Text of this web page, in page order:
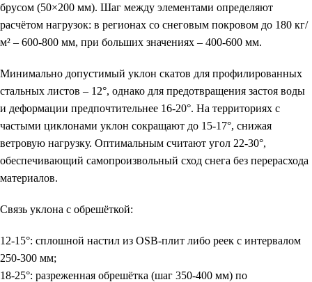
брусом (50×200 мм). Шаг между элементами определяют
расчётом нагрузок: в регионах со снеговым покровом до 180 кг/
м² – 600-800 мм, при больших значениях – 400-600 мм.
Минимально допустимый уклон скатов для профилированных
стальных листов – 12°, однако для предотвращения застоя воды
и деформации предпочтительнее 16-20°. На территориях с
частыми циклонами уклон сокращают до 15-17°, снижая
ветровую нагрузку. Оптимальным считают угол 22-30°,
обеспечивающий самопроизвольный сход снега без перерасхода
материалов.
Связь уклона с обрешёткой:
12-15°: сплошной настил из OSB-плит либо реек с интервалом
250-300 мм;
18-25°: разреженная обрешётка (шаг 350-400 мм) по